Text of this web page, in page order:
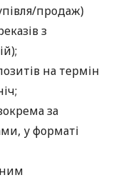
продаж)
з
на термін
за
у форматі